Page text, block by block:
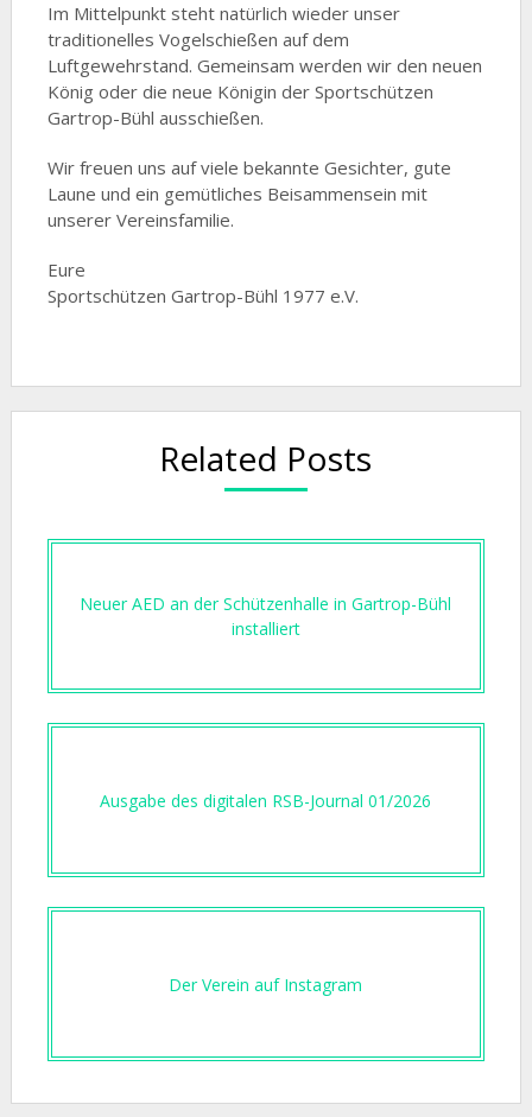
Im Mittelpunkt steht natürlich wieder unser
traditionelles Vogelschießen auf dem
Luftgewehrstand. Gemeinsam werden wir den neuen
König oder die neue Königin der Sportschützen
Gartrop-Bühl ausschießen.
Wir freuen uns auf viele bekannte Gesichter, gute
Laune und ein gemütliches Beisammensein mit
unserer Vereinsfamilie.
Eure
Sportschützen Gartrop-Bühl 1977 e.V.
Related Posts
Neuer AED an der Schützenhalle in Gartrop-Bühl
installiert
Ausgabe des digitalen RSB-Journal 01/2026
Der Verein auf Instagram